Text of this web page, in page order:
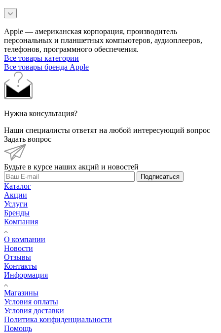
Apple — американская корпорация, производитель
персональных и планшетных компьютеров, аудиоплееров,
телефонов, программного обеспечения.
Все товары категории
Все товары бренда Apple
Нужна консультация?
Наши специалисты ответят на любой интересующий вопрос
Задать вопрос
Будьте в курсе наших акций и новостей
Подписаться
Каталог
Акции
Услуги
Бренды
Компания
О компании
Новости
Отзывы
Контакты
Информация
Магазины
Условия оплаты
Условия доставки
Политика конфиденциальности
Помощь